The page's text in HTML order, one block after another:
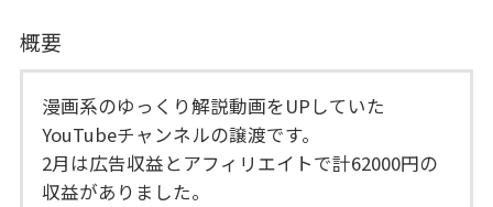
概要
漫画系のゆっくり解説動画をUPしていた
YouTubeチャンネルの譲渡です。
2月は広告収益とアフィリエイトで計62000円の
収益がありました。